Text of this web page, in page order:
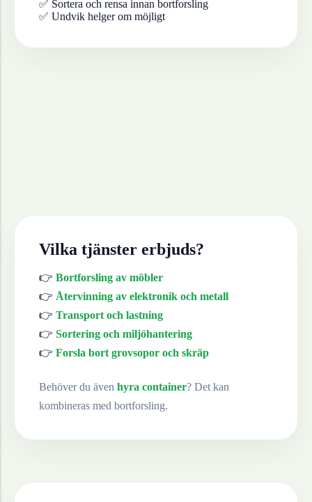
✅ Sortera och rensa innan bortforsling
✅ Undvik helger om möjligt
Vilka tjänster erbjuds?
👉 Bortforsling av möbler
👉 Återvinning av elektronik och metall
👉 Transport och lastning
👉 Sortering och miljöhantering
👉 Forsla bort grovsopor och skräp
Behöver du även hyra container? Det kan
kombineras med bortforsling.